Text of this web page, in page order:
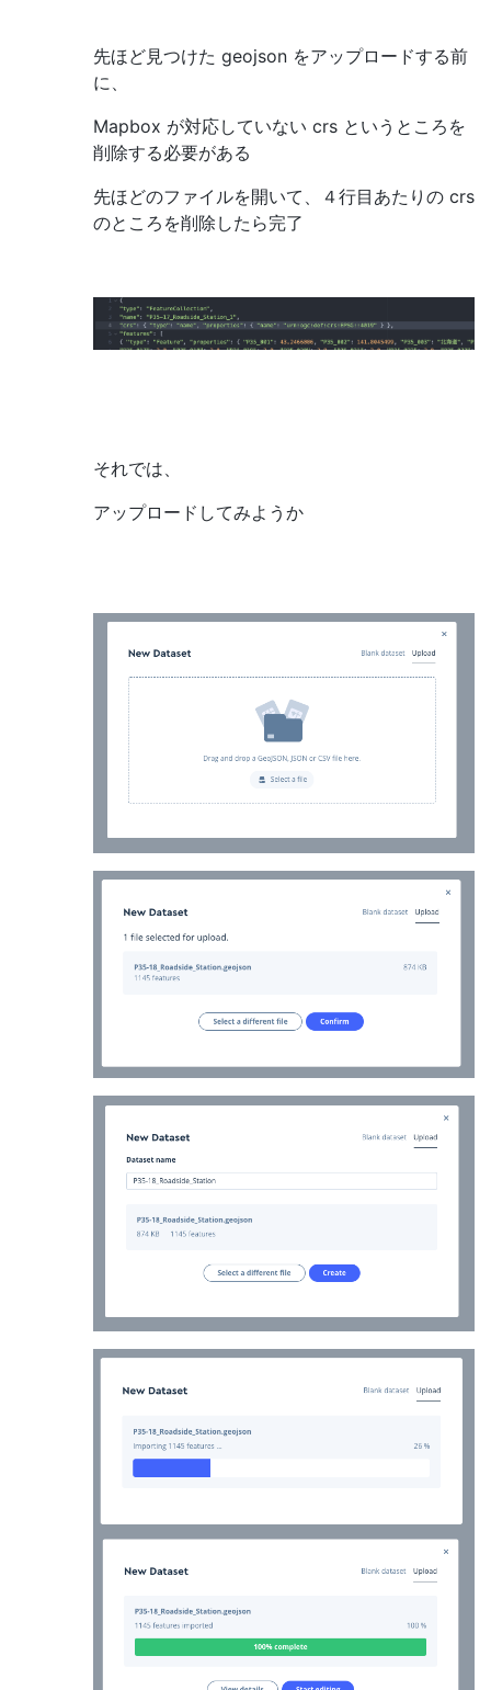
先ほど見つけた geojson をアップロードする前
に、
Mapbox が対応していない crs というところを
削除する必要がある
先ほどのファイルを開いて、４行目あたりの crs
のところを削除したら完了
それでは、
アップロードしてみようか